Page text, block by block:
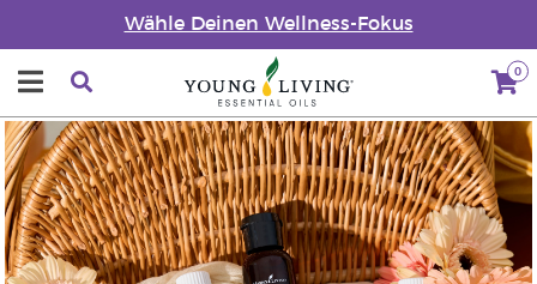
Wähle Deinen Wellness-Fokus
0